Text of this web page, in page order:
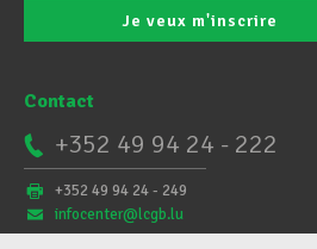
Je veux m'inscrire
Contact
+352 49 94 24 - 222
+352 49 94 24 - 249
infocenter@lcgb.lu